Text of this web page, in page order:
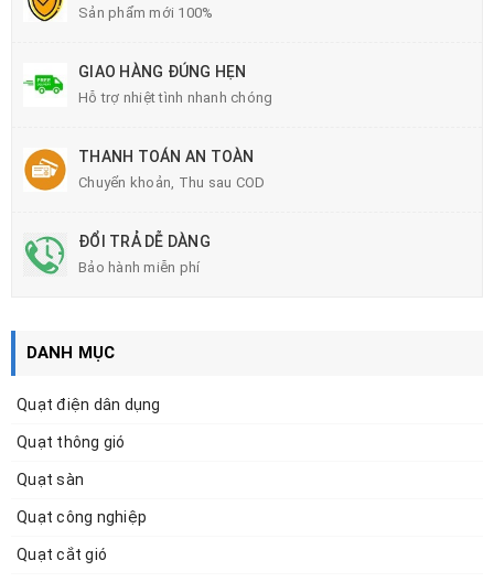
Sản phẩm mới 100%
GIAO HÀNG ĐÚNG HẸN
Hỗ trợ nhiệt tình nhanh chóng
THANH TOÁN AN TOÀN
Chuyển khoản, Thu sau COD
ĐỔI TRẢ DỄ DÀNG
Bảo hành miễn phí
DANH MỤC
Quạt điện dân dụng
Quạt thông gió
Quạt sàn
Quạt công nghiệp
Quạt cắt gió